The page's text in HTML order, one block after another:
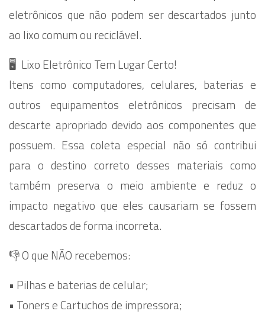
eletrônicos que não podem ser descartados junto
ao lixo comum ou reciclável.
🖥 ️ Lixo Eletrônico Tem Lugar Certo!
Itens como computadores, celulares, baterias e
outros equipamentos eletrônicos precisam de
descarte apropriado devido aos componentes que
possuem. Essa coleta especial não só contribui
para o destino correto desses materiais como
também preserva o meio ambiente e reduz o
impacto negativo que eles causariam se fossem
descartados de forma incorreta.
👎 O que NÃO recebemos:
•⁠ ⁠Pilhas e baterias de celular;
•⁠ ⁠Toners e Cartuchos de impressora;